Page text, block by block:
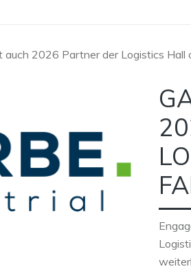
auch 2026 Partner der Logistics Hall